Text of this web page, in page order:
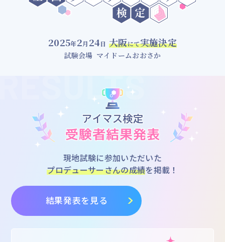
2025年2月 24日 大阪にて実施決定
試験会場 マイドームおおさか
現地試験に参加いただいた
プロデューサーさんの成績を掲載！
結果発表を見る